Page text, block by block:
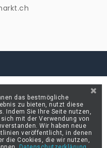
das bestmögliche
zu bieten, nutzt diese
Indem Sie Ihre Seite nutzen,
mit der Verwendung von
Wir haben neue
veröffentlicht, in denen
die Cookies, die wir nutzen,